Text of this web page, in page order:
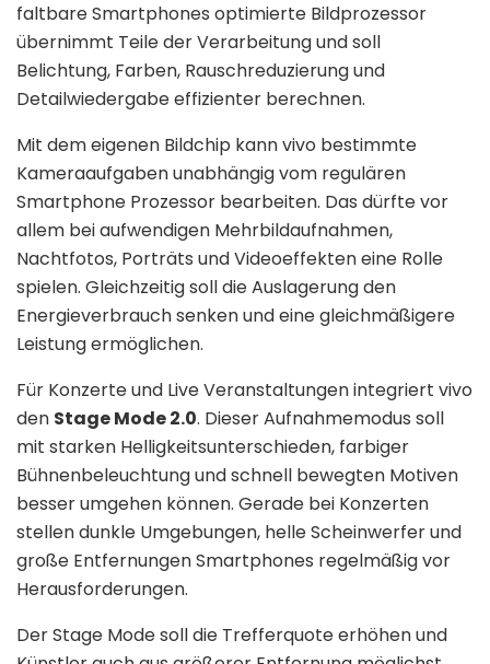
faltbare Smartphones optimierte Bildprozessor
übernimmt Teile der Verarbeitung und soll
Belichtung, Farben, Rauschreduzierung und
Detailwiedergabe effizienter berechnen.
Mit dem eigenen Bildchip kann vivo bestimmte
Kameraaufgaben unabhängig vom regulären
Smartphone Prozessor bearbeiten. Das dürfte vor
allem bei aufwendigen Mehrbildaufnahmen,
Nachtfotos, Porträts und Videoeffekten eine Rolle
spielen. Gleichzeitig soll die Auslagerung den
Energieverbrauch senken und eine gleichmäßigere
Leistung ermöglichen.
Für Konzerte und Live Veranstaltungen integriert vivo
den Stage Mode 2.0. Dieser Aufnahmemodus soll
mit starken Helligkeitsunterschieden, farbiger
Bühnenbeleuchtung und schnell bewegten Motiven
besser umgehen können. Gerade bei Konzerten
stellen dunkle Umgebungen, helle Scheinwerfer und
große Entfernungen Smartphones regelmäßig vor
Herausforderungen.
Der Stage Mode soll die Trefferquote erhöhen und